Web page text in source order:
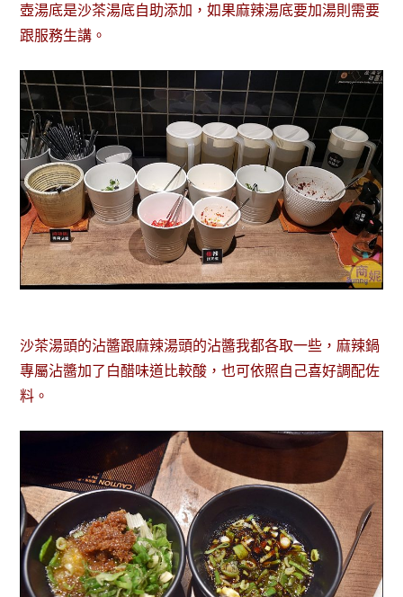
壺湯底是沙茶湯底自助添加，如果麻辣湯底要加湯則需要
跟服務生講。
沙茶湯頭的沾醬跟麻辣湯頭的沾醬我都各取一些，麻辣鍋
專屬沾醬加了白醋味道比較酸，也可依照自己喜好調配佐
料。